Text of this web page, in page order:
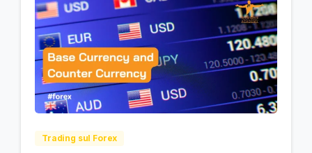
Trading sul Forex